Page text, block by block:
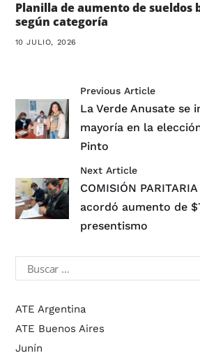
Planilla de aumento de sueldos
según categoría
10 JULIO, 2026
Previous Article
La Verde Anusate se
mayoría en la
Pinto
Next Article
COMISIÓN
acordó aumento de
presentismo
ATE Argentina
ATE Buenos Aires
Junín